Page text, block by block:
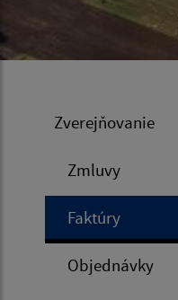
Zverejňovanie
Zmluvy
Faktúry
Objednávky